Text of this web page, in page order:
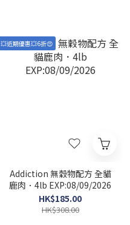
💥近期優惠💥6折😍
Addiction 無穀物配方 全貓
鹿肉．4lb EXP:08/09/2026
HK$185.00
HK$308.00